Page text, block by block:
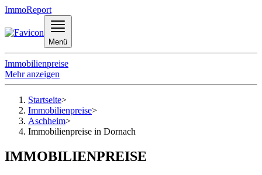
ImmoReport
Menü
Immobilienpreise
Mehr anzeigen
Startseite>
Immobilienpreise>
Aschheim>
Immobilienpreise in Dornach
IMMOBILIENPREISE